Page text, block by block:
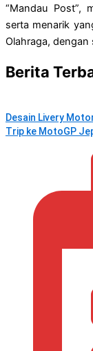
“Mandau Post”,
serta menarik
Olahraga,
Berita
Desain Livery
Trip ke MotoGP